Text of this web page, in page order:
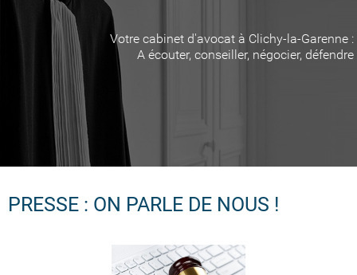
Votre cabinet d'avocat à Clichy-la-Garenne :
A écouter, conseiller, négocier, défendre
PRESSE : ON PARLE DE NOUS !